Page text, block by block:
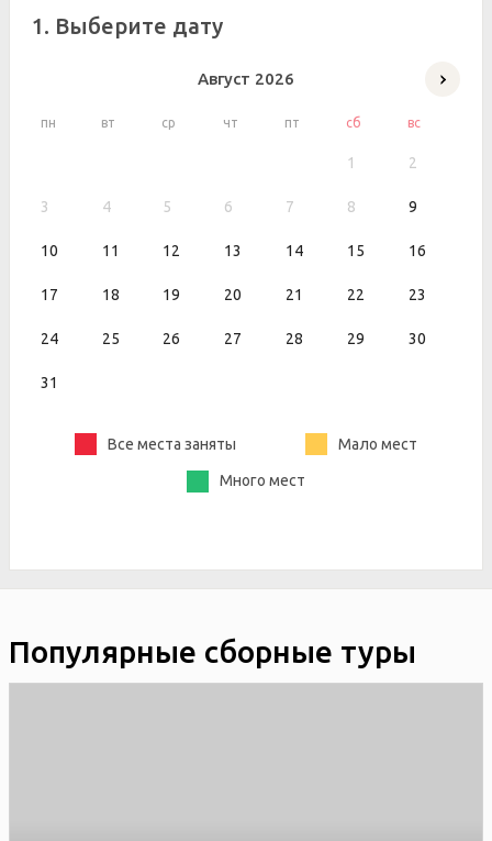
1. Выберите дату
Август 2026
пн вт ср чт пт сб вс
1 2
3 4 5 6 7 8 9
10 11 12 13 14 15 16
17 18 19 20 21 22 23
24 25 26 27 28 29 30
31
Все места заняты Мало мест
Много мест
Популярные сборные туры